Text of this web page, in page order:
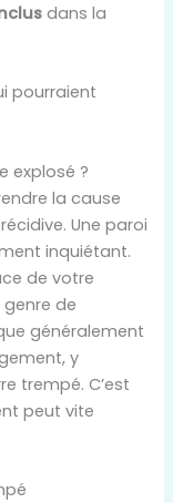
dans la
pourraient
explosé ?
la cause
Une paroi
inquiétant.
de votre
de
généralement
y
trempé. C’est
peut vite